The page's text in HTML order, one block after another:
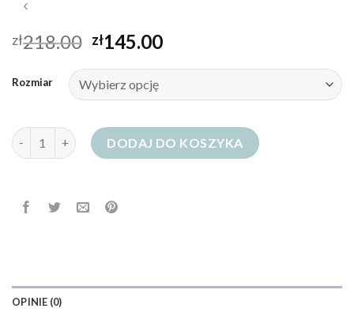
zł218.00 zł145.00
Rozmiar
ilość jeansy męskie z przetarciami
DODAJ DO KOSZYKA
OPINIE (0)